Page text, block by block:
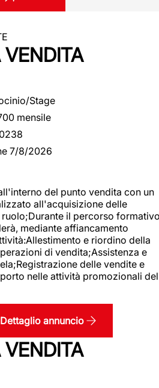
Stage
mensile
7/8/2026
del punto vendita con un
all'acquisizione delle
il percorso
mediante affiancamento
e riordino della
di vendita;Assistenza e
delle vendite e
nelle attività promozionali del
Dettaglio annuncio